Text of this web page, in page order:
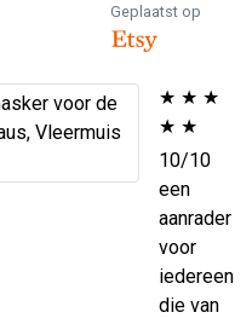
Geplaatst op
★ ★ ★
★ ★
10/10
een
aanrader
voor
iedereen
die van